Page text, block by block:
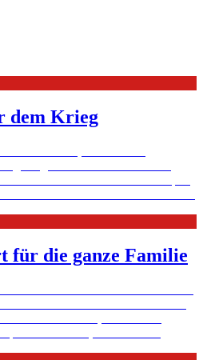
dem Krieg
für die ganze Familie